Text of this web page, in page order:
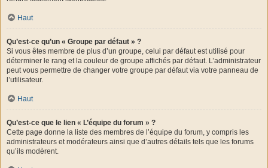
Haut
Qu’est-ce qu’un « Groupe par défaut » ?
Si vous êtes membre de plus d’un groupe, celui par défaut est utilisé pour
déterminer le rang et la couleur de groupe affichés par défaut. L’administrateur
peut vous permettre de changer votre groupe par défaut via votre panneau de
l’utilisateur.
Haut
Qu’est-ce que le lien « L’équipe du forum » ?
Cette page donne la liste des membres de l’équipe du forum, y compris les
administrateurs et modérateurs ainsi que d’autres détails tels que les forums
qu’ils modèrent.